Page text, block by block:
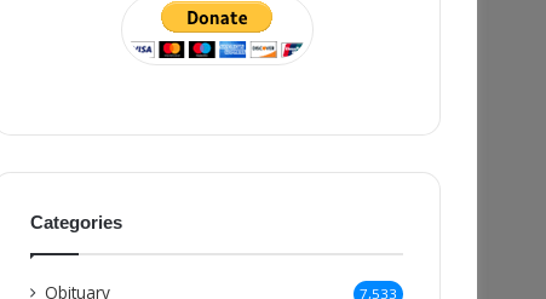
Categories
Obituary 7,533